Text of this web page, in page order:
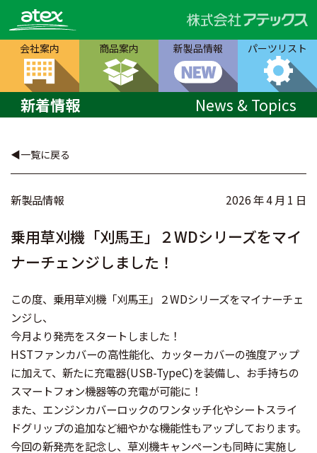
会社案内 商品案内 新製品情報 パーツリスト
新着情報 News & Topics
一覧に戻る
新製品情報 2026 年 4 月 1 日
乗用草刈機「刈馬王」２WDシリーズをマイ
ナーチェンジしました！
この度、乗用草刈機「刈馬王」２WDシリーズをマイナーチェ
ンジし、
今月より発売をスタートしました！
HSTファンカバーの高性能化、カッターカバーの強度アップ
に加えて、新たに充電器(USB-TypeC)を装備し、お手持ちの
スマートフォン機器等の充電が可能に！
また、エンジンカバーロックのワンタッチ化やシートスライ
ドグリップの追加など細やかな機能性もアップしております。
今回の新発売を記念し、草刈機キャンペーンも同時に実施し